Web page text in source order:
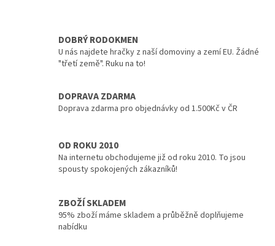
DOBRÝ RODOKMEN
U nás najdete hračky z naší domoviny a zemí EU. Žádné
"třetí země". Ruku na to!
DOPRAVA ZDARMA
Doprava zdarma pro objednávky od 1.500Kč v ČR
OD ROKU 2010
Na internetu obchodujeme již od roku 2010. To jsou
spousty spokojených zákazníků!
ZBOŽÍ SKLADEM
95% zboží máme skladem a průběžně doplňujeme
nabídku